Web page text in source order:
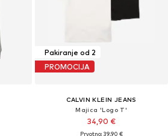
Pakiranje od 2
PROMOCIJA
CALVIN KLEIN JEANS
Majica 'Logo T'
34,90 €
Prvotno: 39,90 €